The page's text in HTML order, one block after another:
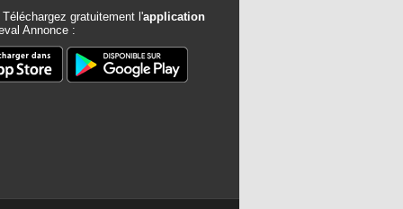
Téléchargez gratuitement l'application
Annonce :